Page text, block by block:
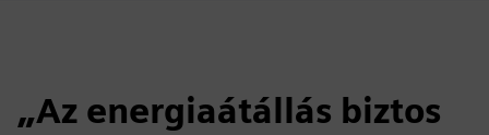
„Az energiaátállás biztos